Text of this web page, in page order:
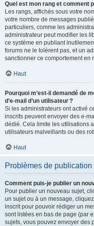
Quel est mon rang et comment
Les rangs, affichés sous votre
votre nombre de messages
particuliers, comme les
administrateur peut modifier les
ce système en publiant
forums ne le tolèrent pas, et un
sanctionner ce comportement en
Haut
Pourquoi m’est-il demandé de
d’e-mail d’un utilisateur ?
Si les administrateurs ont activé
inscrits peuvent envoyer des e-
dédié. Cela limite les utilisations
utilisateurs malveillants ou des
Haut
Problèmes de publication
Comment puis-je publier un
Pour publier un nouveau sujet,
un sujet ou à un message,
inscrit pour pouvoir rédiger un
sont listées en bas de page (par
sujets, vous pouvez envoyer des